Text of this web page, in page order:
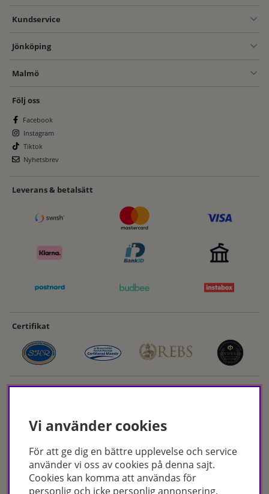
Kundservice
Jönköping
Malmö
Följ oss
Facebook
Instagram
Tiktok
Nyhetsbrev
Leverans & betalsätt
Certifikat
Hudoteket erbjuder ett noga utvalt sortiment inom hudvård, hårvård och
makeup – både online och i butik. Med över 50 års erfarenhet och
utbildade hudterapeuter hjälper vi dig att hitta rätt produkter och
behandlingar för just dina behov. Handla enkelt på hudoteket.se eller
Vi använder cookies
För att ge dig en bättre upplevelse och service
använder vi oss av cookies på denna sajt.
Cookies kan komma att användas för
personlig och icke personlig annonsering.